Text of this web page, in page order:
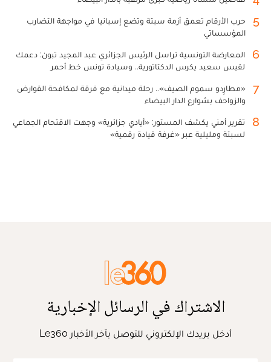
5
حرب الأرقام تعمق أزمة سبتة وتضع إسبانيا في مواجهة التضارب
المؤسساتي
6
المعارضة التونسية تراسل الرئيس الجزائري عبد المجيد تبون: دعمك
لقيس سعيد يكرس الدكتاتورية.. وسيادة تونس خط أحمر
7
«مطارِدو سموم الصيف».. رحلة ميدانية مع فرقة لمكافحة القوارض
والزواحف بشوارع الدار البيضاء
8
تقرير أمني يكشف المستور: «أيادي جزائرية» وجهت الاقتحام الجماعي
لسبتة ومليلية عبر «غرفة قيادة رقمية»
الاشتراك في الرسائل الإخبارية
أدخل بريدك الإلكتروني للتوصل بآخر الأخبار Le360